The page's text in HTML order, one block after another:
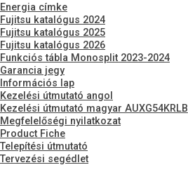
Energia címke
Fujitsu katalógus 2024
Fujitsu katalógus 2025
Fujitsu katalógus 2026
Funkciós tábla Monosplit 2023-2024
Garancia jegy
Információs lap
Kezelési útmutató angol
Kezelési útmutató magyar AUXG54KRLB
Megfelelőségi nyilatkozat
Product Fiche
Telepítési útmutató
Tervezési segédlet